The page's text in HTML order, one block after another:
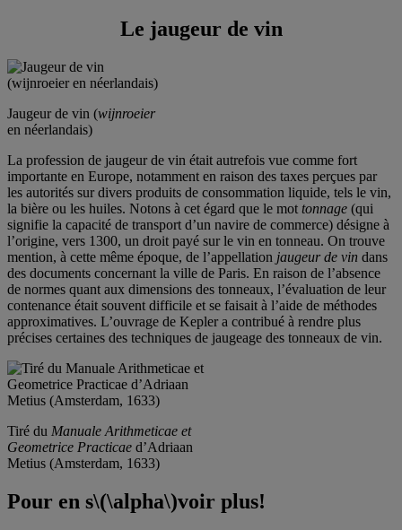
Le jaugeur de vin
Jaugeur de vin (wijnroeier
en néerlandais)
La profession de jaugeur de vin était autrefois vue comme fort
importante en Europe, notamment en raison des taxes perçues par
les autorités sur divers produits de consommation liquide, tels le vin,
la bière ou les huiles. Notons à cet égard que le mot tonnage (qui
signifie la capacité de transport d’un navire de commerce) désigne à
l’origine, vers 1300, un droit payé sur le vin en tonneau. On trouve
mention, à cette même époque, de l’appellation jaugeur de vin dans
des documents concernant la ville de Paris. En raison de l’absence
de normes quant aux dimensions des tonneaux, l’évaluation de leur
contenance était souvent difficile et se faisait à l’aide de méthodes
approximatives. L’ouvrage de Kepler a contribué à rendre plus
précises certaines des techniques de jaugeage des tonneaux de vin.
Tiré du Manuale Arithmeticae et
Geometrice Practicae d’Adriaan
Metius (Amsterdam, 1633)
Pour en s\(\alpha\)voir plus!